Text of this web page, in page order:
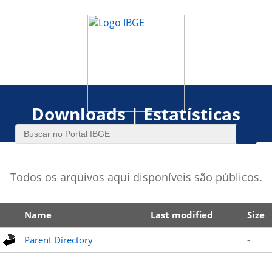
Downloads | Estatísticas
Todos os arquivos aqui disponíveis são públicos.
Name Last modified Size
Parent Directory -